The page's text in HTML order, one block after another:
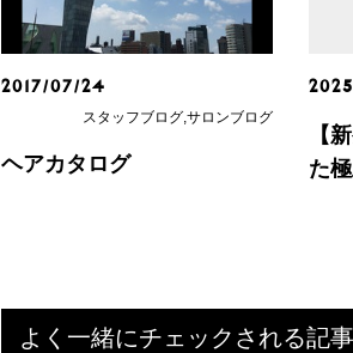
2017/07/24
スタッフブログ,サロンブログ
ヘアカタログ
【
た
よく一緒にチェックされる記事